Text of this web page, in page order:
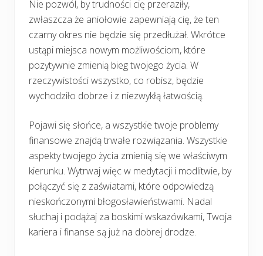
Nie pozwól, by trudności cię przeraziły,
zwłaszcza że aniołowie zapewniają cię, że ten
czarny okres nie będzie się przedłużał. Wkrótce
ustąpi miejsca nowym możliwościom, które
pozytywnie zmienią bieg twojego życia. W
rzeczywistości wszystko, co robisz, będzie
wychodziło dobrze i z niezwykłą łatwością.
Pojawi się słońce, a wszystkie twoje problemy
finansowe znajdą trwałe rozwiązania. Wszystkie
aspekty twojego życia zmienią się we właściwym
kierunku. Wytrwaj więc w medytacji i modlitwie, by
połączyć się z zaświatami, które odpowiedzą
nieskończonymi błogosławieństwami. Nadal
słuchaj i podążaj za boskimi wskazówkami, Twoja
kariera i finanse są już na dobrej drodze.